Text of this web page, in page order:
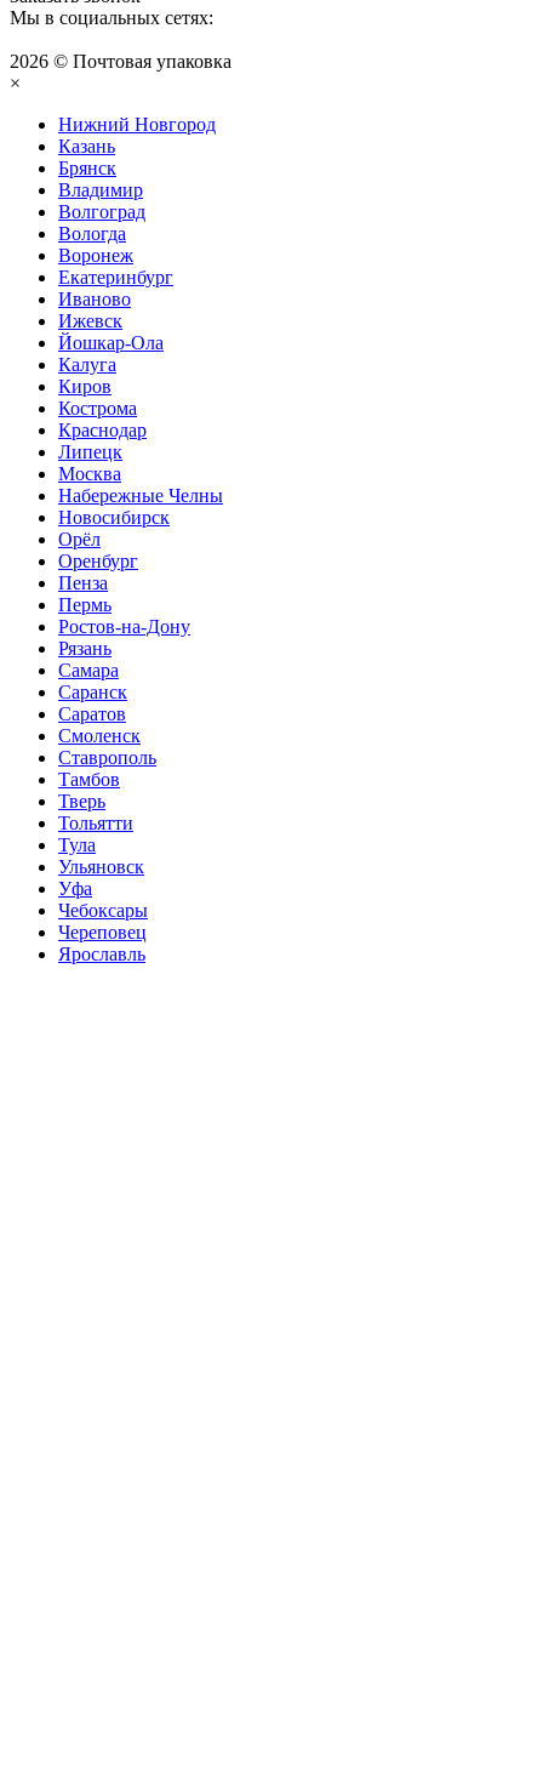
Мы в социальных сетях:
2026 © Почтовая упаковка
×
Нижний Нoвгород
Казань
Брянск
Владимир
Волгоград
Вологда
Воронеж
Екатеринбург
Иваново
Ижевск
Йошкар-Ола
Калуга
Киров
Кострома
Краснодар
Липецк
Москва
Набережные Челны
Новосибирск
Орёл
Оренбург
Пенза
Пермь
Ростов-на-Дону
Рязань
Самара
Саранск
Саратов
Смоленск
Ставрополь
Тамбов
Тверь
Тольятти
Тула
Ульяновск
Уфа
Чебоксары
Череповец
Ярославль